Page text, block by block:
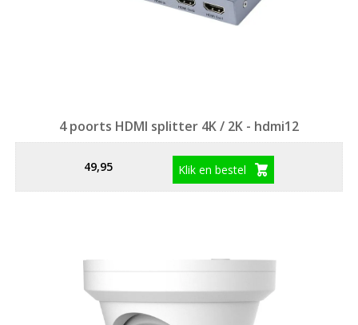
4 poorts HDMI splitter 4K / 2K - hdmi12
49,95 Klik en bestel